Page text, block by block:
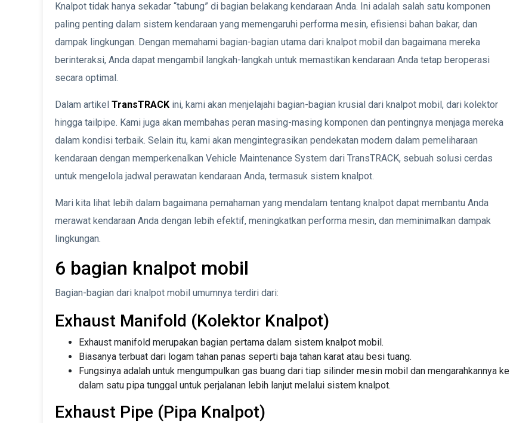
Knalpot tidak hanya sekadar “tabung” di bagian belakang kendaraan Anda. Ini adalah salah satu komponen
paling penting dalam sistem kendaraan yang memengaruhi performa mesin, efisiensi bahan bakar, dan
dampak lingkungan. Dengan memahami bagian-bagian utama dari knalpot mobil dan bagaimana mereka
berinteraksi, Anda dapat mengambil langkah-langkah untuk memastikan kendaraan Anda tetap beroperasi
secara optimal.
Dalam artikel TransTRACK ini, kami akan menjelajahi bagian-bagian krusial dari knalpot mobil, dari kolektor
hingga tailpipe. Kami juga akan membahas peran masing-masing komponen dan pentingnya menjaga mereka
dalam kondisi terbaik. Selain itu, kami akan mengintegrasikan pendekatan modern dalam pemeliharaan
kendaraan dengan memperkenalkan Vehicle Maintenance System dari TransTRACK, sebuah solusi cerdas
untuk mengelola jadwal perawatan kendaraan Anda, termasuk sistem knalpot.
Mari kita lihat lebih dalam bagaimana pemahaman yang mendalam tentang knalpot dapat membantu Anda
merawat kendaraan Anda dengan lebih efektif, meningkatkan performa mesin, dan meminimalkan dampak
lingkungan.
6 bagian knalpot mobil
Bagian-bagian dari knalpot mobil umumnya terdiri dari:
Exhaust Manifold (Kolektor Knalpot)
Exhaust manifold merupakan bagian pertama dalam sistem knalpot mobil.
Biasanya terbuat dari logam tahan panas seperti baja tahan karat atau besi tuang.
Fungsinya adalah untuk mengumpulkan gas buang dari tiap silinder mesin mobil dan mengarahkannya ke
dalam satu pipa tunggal untuk perjalanan lebih lanjut melalui sistem knalpot.
Exhaust Pipe (Pipa Knalpot)